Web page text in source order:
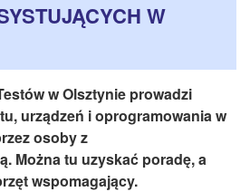
W
w Olsztynie prowadzi
urządzeń i oprogramowania w
osoby z
Można tu uzyskać poradę, a
wspomagający.